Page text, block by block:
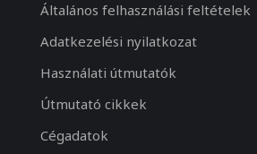
Általános felhasználási feltételek
Adatkezelési nyilatkozat
Használati útmutatók
Útmutató cikkek
Cégadatok